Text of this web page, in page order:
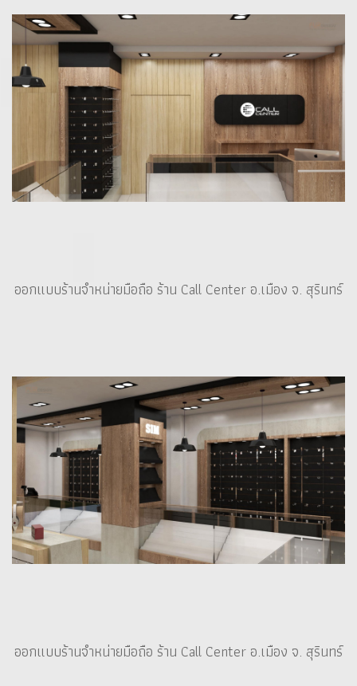
ออกแบบร้านจำหน่ายมือถือ ร้าน Call Center อ.เมือง จ. สุรินทร์
ออกแบบร้านจำหน่ายมือถือ ร้าน Call Center อ.เมือง จ. สุรินทร์